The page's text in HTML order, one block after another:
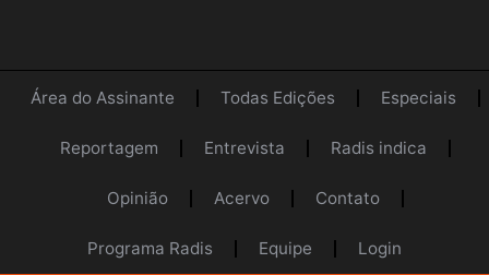
Área do Assinante Todas Edições Especiais
Reportagem Entrevista Radis indica
Opinião Acervo Contato
Programa Radis Equipe Login